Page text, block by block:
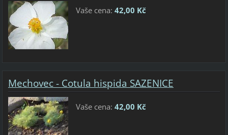
Vaše cena: 42,00 Kč
Mechovec - Cotula hispida SAZENICE
Vaše cena: 42,00 Kč